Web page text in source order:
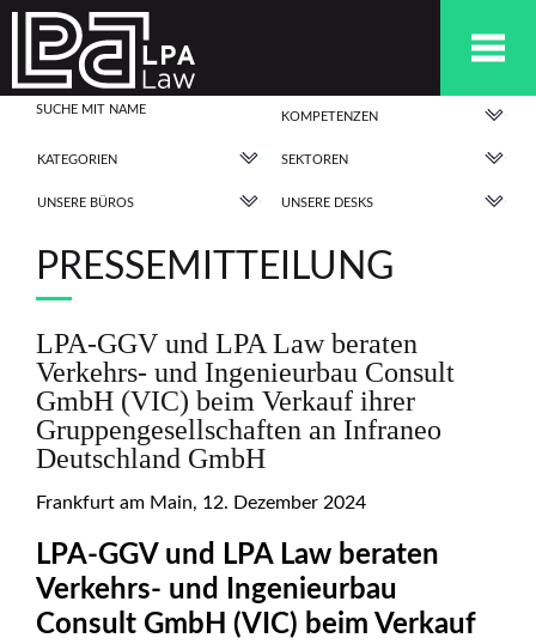
KOMPETENZEN
KATEGORIEN SEKTOREN
UNSERE BÜROS UNSERE DESKS
PRESSEMITTEILUNG
LPA-GGV und LPA Law beraten
Verkehrs- und Ingenieurbau Consult
GmbH (VIC) beim Verkauf ihrer
Gruppengesellschaften an Infraneo
Deutschland GmbH
Frankfurt am Main, 12. Dezember 2024
LPA-GGV und LPA Law beraten
Verkehrs- und Ingenieurbau
Consult GmbH (VIC) beim Verkauf